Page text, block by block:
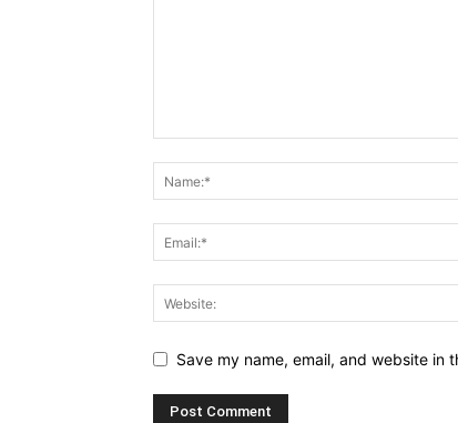
Save my name, email, and website in